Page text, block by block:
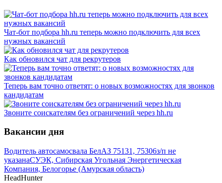
Чат-бот подбора hh.ru теперь можно подключить для всех
нужных вакансий
Как обновился чат для рекрутеров
Теперь вам точно ответят: о новых возможностях для звонков
кандидатам
Звоните соискателям без ограничений через hh.ru
Вакансии дня
Водитель автосамосвала БелАЗ 75131, 75306з/п не
указанаСУЭК, Сибирская Угольная Энергетическая
Компания, Белогорье (Амурская область)
HeadHunter